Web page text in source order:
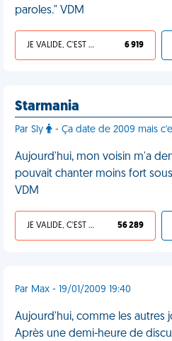
paroles." VDM
JE VALIDE, C'EST UNE VDM 6 919
Starmania
Par Sly - Ça date de 2009 mais
Aujourd'hui, mon voisin m'a
pouvait chanter moins fort
VDM
JE VALIDE, C'EST UNE VDM 56 289
Par Max - 19/01/2009 19:40
Aujourd'hui, comme les autres
Après une demi-heure de